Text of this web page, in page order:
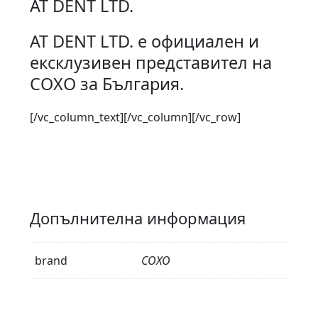
AT DENT LTD.
АТ DENT LTD. е официален и
ексклузивен представител на
COXO за България.
[/vc_column_text][/vc_column][/vc_row]
Допълнителна информация
brand COXO